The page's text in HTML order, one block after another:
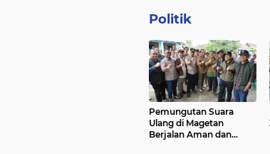
Politik
Pemungutan Suara
Ulang di Magetan
Berjalan Aman dan